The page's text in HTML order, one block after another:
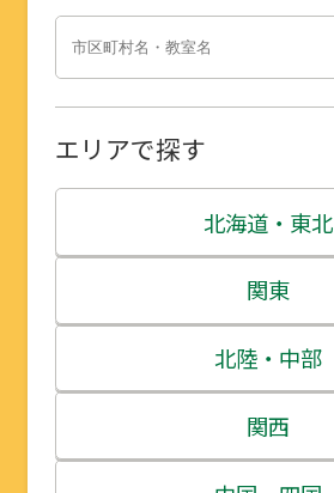
エリアで探す
北海道・東北
北海道
青森県
岩手県
宮城県
関東
茨城県
栃木県
北陸・中部
新潟県
関西